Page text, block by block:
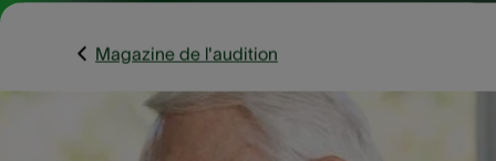
Magazine de l'audition
Aujourd’hui et plus que jamais auparavant, les personnes
gardent contact entre elles et le nombre d’appareils, de